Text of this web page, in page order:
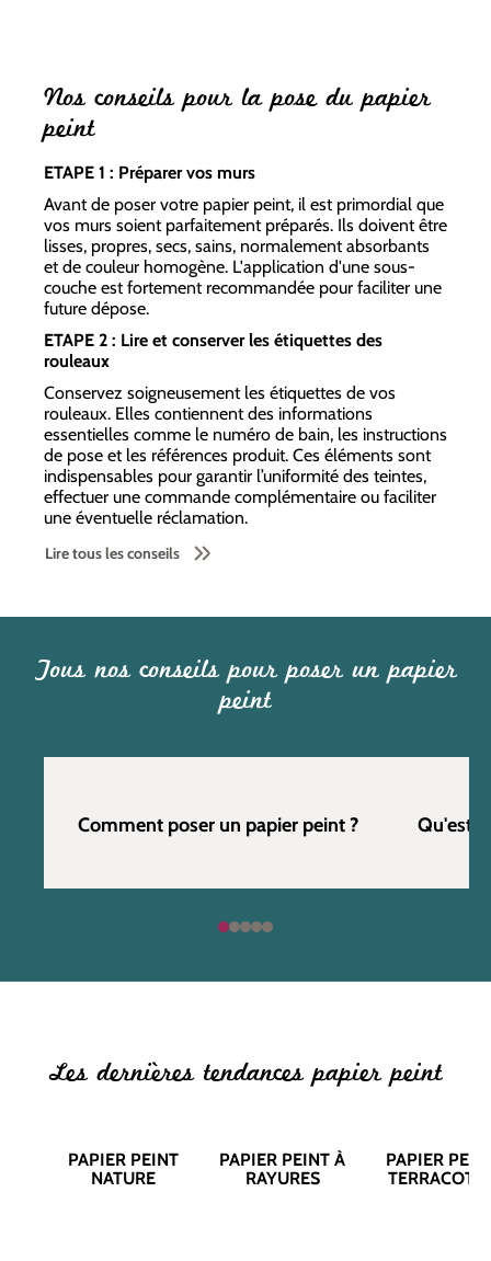
Nos conseils pour la pose du papier
peint
ETAPE 1 : Préparer vos murs
Avant de poser votre papier peint, il est primordial que
vos murs soient parfaitement préparés. Ils doivent être
lisses, propres, secs, sains, normalement absorbants
et de couleur homogène. L'application d'une sous-
couche est fortement recommandée pour faciliter une
future dépose.
ETAPE 2 : Lire et conserver les étiquettes des
rouleaux
Conservez soigneusement les étiquettes de vos
rouleaux. Elles contiennent des informations
essentielles comme le numéro de bain, les instructions
de pose et les références produit. Ces éléments sont
indispensables pour garantir l’uniformité des teintes,
effectuer une commande complémentaire ou faciliter
une éventuelle réclamation.
Lire tous les conseils
Tous nos conseils pour poser un papier
peint
Comment poser un papier peint ? Qu'est
Les dernières tendances papier peint
PAPIER PEINT
NATURE
PAPIER PEINT À
RAYURES
PAPIER